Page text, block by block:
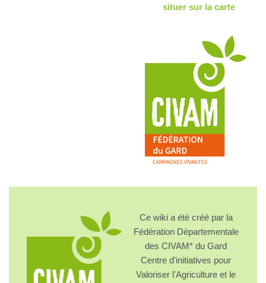
situer sur la carte
Ce wiki a été créé par la
Fédération Départementale
des CIVAM* du Gard
Centre d'initiatives pour
Valoriser l'Agriculture et le